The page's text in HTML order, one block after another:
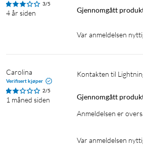
3/5
4 år siden Gjennomgått
Var anmeldelsen
Carolina
Verifisert kjøper
2/5
1 måned siden
Kontakten til
Gjennomgått
Anmeldelsen er
Var anmeldelsen